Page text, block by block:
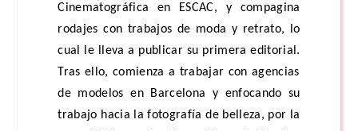
Cinematográfica en ESCAC, y compagina
rodajes con trabajos de moda y retrato, lo
cual le lleva a publicar su primera editorial.
Tras ello, comienza a trabajar con agencias
de modelos en Barcelona y enfocando su
trabajo hacia la fotografía de belleza, por la